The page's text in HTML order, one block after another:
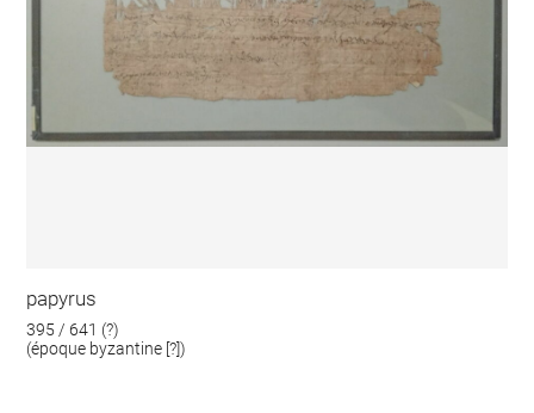
papyrus
395 / 641 (?)
(époque byzantine [?])